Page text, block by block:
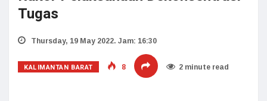
Tugas
Thursday, 19 May 2022. Jam: 16:30
KALIMANTAN BARAT 8 2 minute read